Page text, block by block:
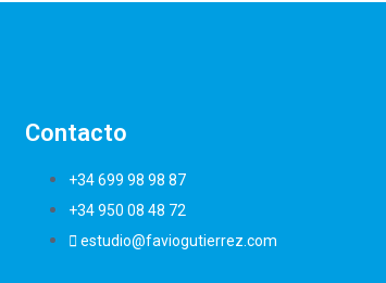
Contacto
+34 699 98 98 87
+34 950 08 48 72
estudio@faviogutierrez.com